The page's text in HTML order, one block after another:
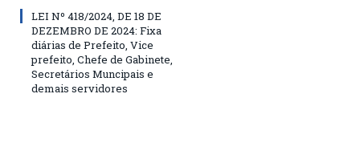
LEI Nº 418/2024, DE 18 DE
DEZEMBRO DE 2024: Fixa
diárias de Prefeito, Vice
prefeito, Chefe de Gabinete,
Secretários Muncipais e
demais servidores